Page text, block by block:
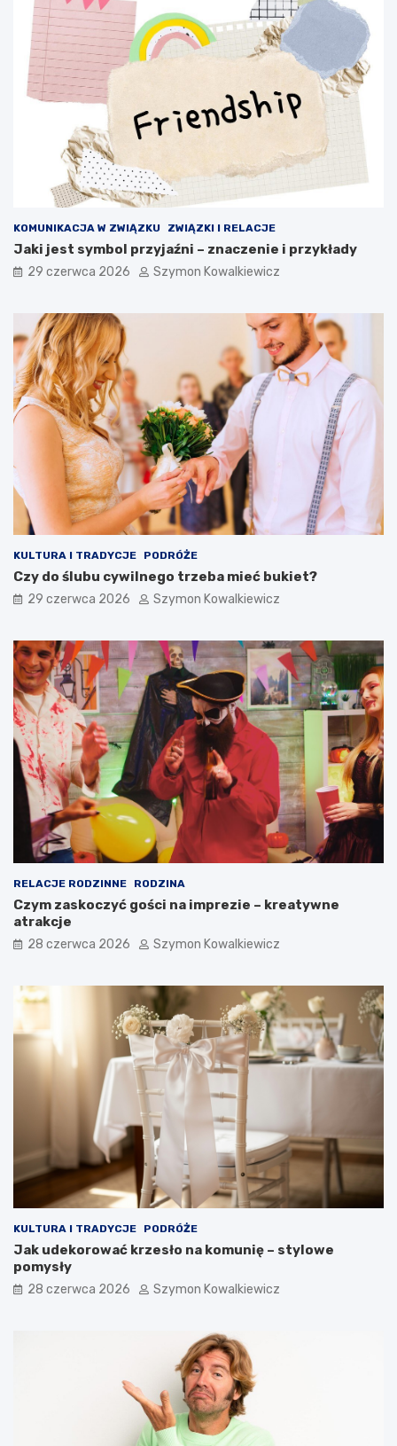
KOMUNIKACJA W ZWIĄZKU ZWIĄZKI I RELACJE
Jaki jest symbol przyjaźni – znaczenie i przykłady
29 czerwca 2026 Szymon Kowalkiewicz
KULTURA I TRADYCJE PODRÓŻE
Czy do ślubu cywilnego trzeba mieć bukiet?
29 czerwca 2026 Szymon Kowalkiewicz
RELACJE RODZINNE RODZINA
Czym zaskoczyć gości na imprezie – kreatywne
atrakcje
28 czerwca 2026 Szymon Kowalkiewicz
KULTURA I TRADYCJE PODRÓŻE
Jak udekorować krzesło na komunię – stylowe
pomysły
28 czerwca 2026 Szymon Kowalkiewicz